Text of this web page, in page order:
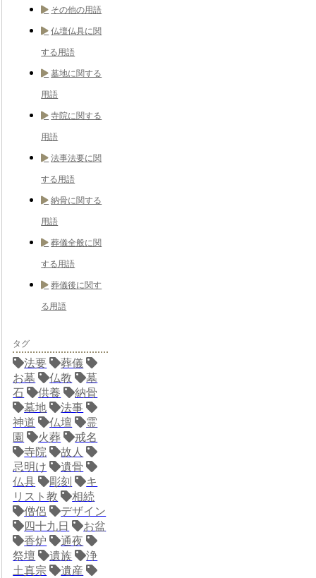
その他の用語
仏壇仏具に関
する用語
墓地に関する
用語
寺院に関する
用語
法事法要に関
する用語
納骨に関する
用語
葬儀全般に関
する用語
葬儀後に関す
る用語
タグ
法要
葬儀
お墓
仏教
墓
石
供養
納骨
墓地
法事
神道
仏壇
霊
園
火葬
戒名
寺院
故人
忌明け
遺骨
仏具
彫刻
キ
リスト教
相続
僧侶
デザイン
四十九日
お盆
香炉
通夜
祭壇
遺族
浄
土真宗
遺産